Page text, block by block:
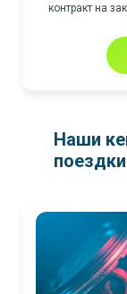
контракт на
Наши